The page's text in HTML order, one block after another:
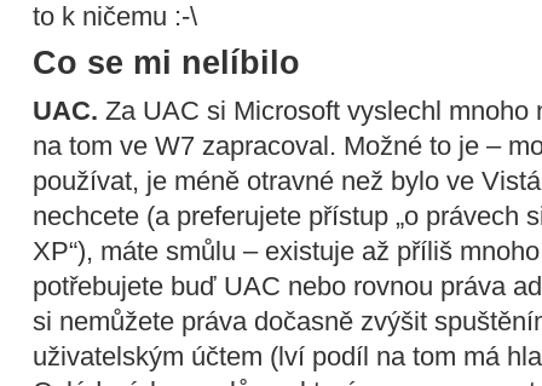
to k ničemu :-\
Co se mi nelíbilo
UAC. Za UAC si Microsoft vyslechl mnoho
na tom ve W7 zapracoval. Možné to je –
používat, je méně otravné než bylo ve
nechcete (a preferujete přístup „o právech
XP“), máte smůlu – existuje až příliš
potřebujete buď UAC nebo rovnou práva
si nemůžete práva dočasně zvýšit
uživatelským účtem (lví podíl na tom má